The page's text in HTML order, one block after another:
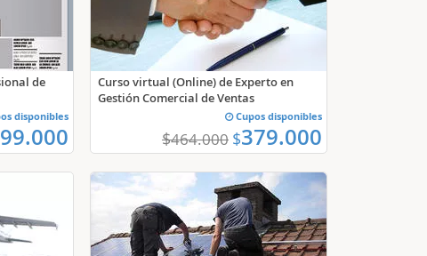
de
disponibles
Curso virtual (Online) de Experto en
Gestión Comercial de Ventas
Cupos disponibles
$464.000 $379.000